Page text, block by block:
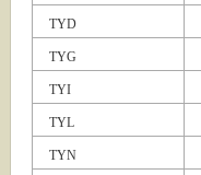
TYD
TYG
TYI
TYL
TYN